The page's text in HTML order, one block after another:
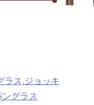
ラス,ジョッキ
グラス